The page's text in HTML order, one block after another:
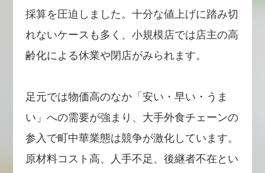
採算を圧迫しました。十分な値上げに踏み切
れないケースも多く、小規模店では店主の高
齢化による休業や閉店がみられます。
足元では物価高のなか「安い・早い・うま
い」への需要が強まり、大手外食チェーンの
参入で町中華業態は競争が激化しています。
原材料コスト高、人手不足、後継者不在とい